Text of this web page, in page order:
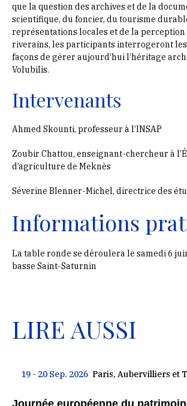
que la question des archives et de la
scientifique, du foncier, du tourisme
représentations locales et de la perception
riverains, les participants interrogeront
façons de gérer aujourd’hui l’héritage
Volubilis.
Intervenants
Ahmed Skounti, professeur à l’INSAP
Zoubir Chattou, enseignant-chercheur à
d’agriculture de Meknès
Séverine Blenner-Michel, directrice des
Informations
La table ronde se déroulera le samedi 6
basse Saint-Saturnin
LIRE AUSSI
19 - 20 Sep. 2026 Paris, Aubervilliers et
Journée européenne du